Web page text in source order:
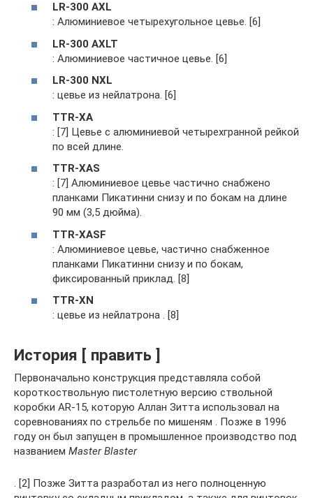
LR-300 AXL
: Алюминиевое четырехугольное цевье. [6]
LR-300 AXLT
: Алюминиевое частичное цевье. [6]
LR-300 NXL
: цевье из нейлатрона. [6]
TTR-XA
: [7] Цевье с алюминиевой четырехгранной рейкой
по всей длине.
TTR-XAS
: [7] Алюминиевое цевье частично снабжено
планками Пикатинни снизу и по бокам на длине
90 мм (3,5 дюйма).
TTR-XASF
: Алюминиевое цевье, частично снабженное
планками Пикатинни снизу и по бокам,
фиксированный приклад. [8]
TTR-XN
: цевье из нейлатрона . [8]
История [ править ]
Первоначально конструкция представляла собой
короткоствольную пистолетную версию ствольной
коробки AR-15, которую Аллан Зитта использовал на
соревнованиях по стрельбе по мишеням . Позже в 1996
году он был запущен в промышленное производство под
названием Master Blaster
. [2] Позже Зитта разработал из него полноценную